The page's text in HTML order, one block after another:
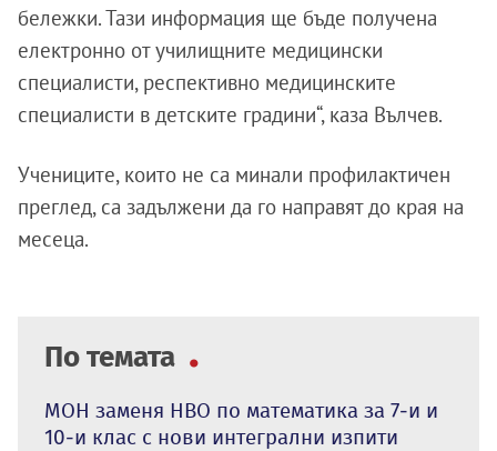
бележки. Тази информация ще бъде получена
електронно от училищните медицински
специалисти, респективно медицинските
специалисти в детските градини“, каза Вълчев.
Учениците, които не са минали профилактичен
преглед, са задължени да го направят до края на
месеца.
По темата
МОН заменя НВО по математика за 7-и и
10-и клас с нови интегрални изпити